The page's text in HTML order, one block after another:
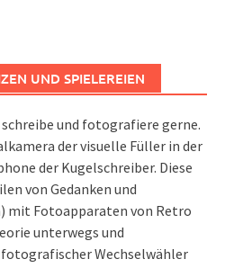
UND SPIELEREIEN
und fotografiere gerne.
der visuelle Füller in der
der Kugelschreiber. Diese
von Gedanken und
mit Fotoapparaten von Retro
unterwegs und
Wechselwähler